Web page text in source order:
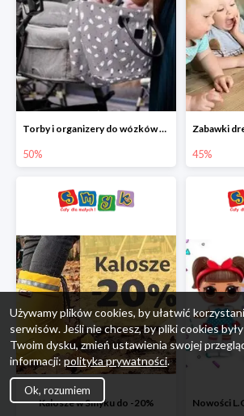
Torby i organizery do wózków w Smyku do -50%
50% 45%
Kalosze w Smyku do -20%
Używamy plików cookies, by ułatwić
serwisów. Jeśli nie chcesz, by pliki cookies
Twoim dysku, zmień ustawienia swojej
informacji: polityka prywatności.
Ok, rozumiem